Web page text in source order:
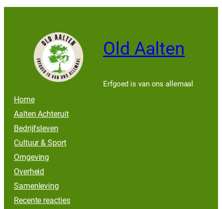
Old Aalten
Erfgoed is van ons allemaal
Home
Aalten Achteruit
Bedrijfsleven
Cultuur & Sport
Omgeving
Overheid
Samenleving
Recente reacties